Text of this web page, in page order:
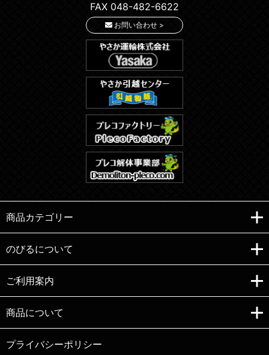
FAX 048-482-6622
お問い合わせ >
商品カテゴリー
のびるについて
ご利用案内
商品について
プライバシーポリシー
Copyright (C)e-nobiru All right reserved.